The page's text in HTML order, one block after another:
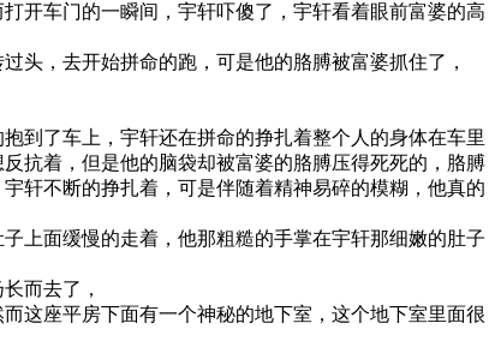
开车门的一瞬间，宇轩吓傻了，宇轩看着眼前富婆的高
头，去开始拼命的跑，可是他的胳膊被富婆抓住了，
到了车上，宇轩还在拼命的挣扎着整个人的身体在车里
抗着，但是他的脑袋却被富婆的胳膊压得死死的，胳膊
轩不断的挣扎着，可是伴随着精神易碎的模糊，他真的
上面缓慢的走着，他那粗糙的手掌在宇轩那细嫩的肚子
而去了，
这座平房下面有一个神秘的地下室，这个地下室里面很